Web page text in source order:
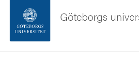
Sidfoten
Göteborgs